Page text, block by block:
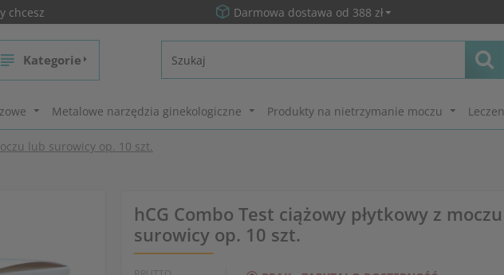
chcesz Darmowa dostawa od 388 zł
Kategorie
Metalowe narzędzia ginekologiczne Produkty na nietrzymanie moczu
lub surowicy op. 10 szt.
hCG Combo Test ciążowy płytkowy z
surowicy op. 10 szt.